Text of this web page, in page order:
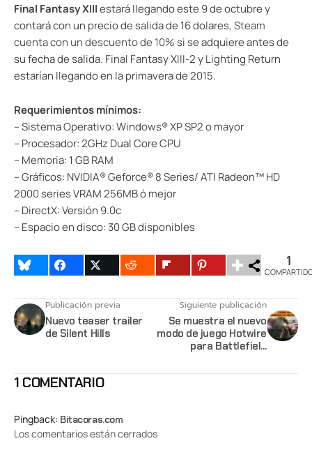
Final Fantasy XIIIestará llegando este 9 de octubre y
contará con un precio de salida de 16 dolares,Steam
cuenta con un descuento de 10%si se adquiere antes de
su fecha de salida. Final Fantasy XIII-2 y Lighting Return
estarían llegando en la primavera de 2015.
Requerimientos mínimos:
– Sistema Operativo: Windows® XP SP2 o mayor
– Procesador: 2GHz Dual Core CPU
– Memoria: 1 GB RAM
– Gráficos: NVIDIA® Geforce® 8 Series/ ATI Radeon™ HD
2000 series VRAM 256MB ó mejor
– DirectX: Versión 9.0c
– Espacio en disco: 30 GB disponibles
1
Publicación previa
Nuevo teaser trailer
de Silent Hills
Siguiente publicación
Se muestra el nuevo
modo de juego Hotwire
para Battlefield
1 COMENTARIO
Pingback: Bitacoras.com
Los comentarios están cerrados